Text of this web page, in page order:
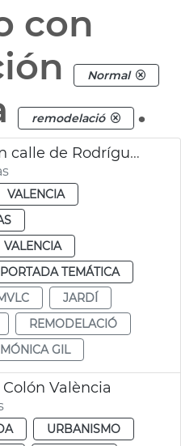
con
Normal
remodelació .
Remodelación jardín calle de Rodríguez de Cepeda València
VALENCIA
VALENCIA
TEMÁTICA
JARDÍ
REMODELACIÓ
MÓNICA GIL
València
URBANISMO